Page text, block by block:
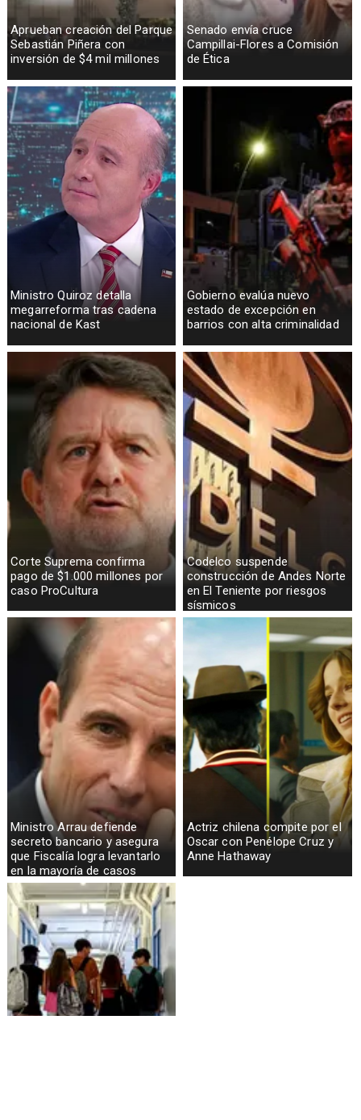
Aprueban creación del Parque
Sebastián Piñera con
inversión de $4 mil millones
Senado envía cruce
Campillai-Flores a Comisión
de Ética
Ministro Quiroz detalla
megarreforma tras cadena
nacional de Kast
Gobierno evalúa nuevo
estado de excepción en
barrios con alta criminalidad
Corte Suprema confirma
pago de $1.000 millones por
caso ProCultura
Codelco suspende
construcción de Andes Norte
en El Teniente por riesgos
sísmicos
Ministro Arrau defiende
secreto bancario y asegura
que Fiscalía logra levantarlo
en la mayoría de casos
Actriz chilena compite por el
Oscar con Penélope Cruz y
Anne Hathaway